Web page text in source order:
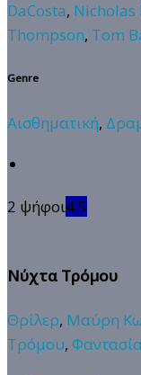
DaCosta, Nicholas
Thompson, Tom
Genre
Αισθηματική,
2 ψήφοι4.5
Νύχτα Τρόμου
Θρίλερ, Μαύρη
Τρόμου,